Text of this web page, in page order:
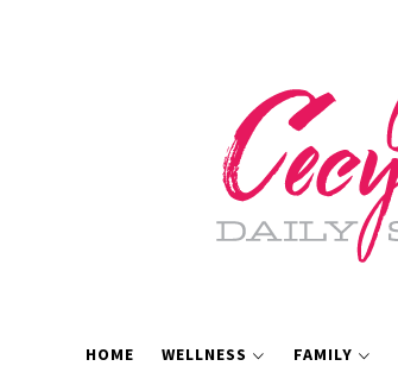
HOME WELLNESS FAMILY